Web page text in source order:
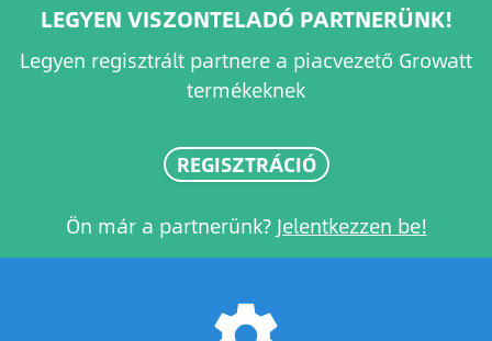
LEGYEN VISZONTELADÓ PARTNERÜNK!
Legyen regisztrált partnere a piacvezető Growatt
termékeknek
REGISZTRÁCIÓ
Ön már a partnerünk? Jelentkezzen be!